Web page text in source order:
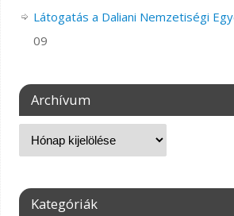
Látogatás a Daliani Nemzetiségi
09
Archívum
Kategóriák